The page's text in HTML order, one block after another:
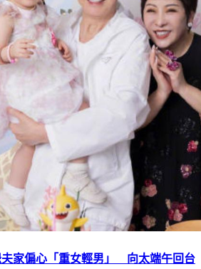
家偏心「重女輕男」 向太端午回台